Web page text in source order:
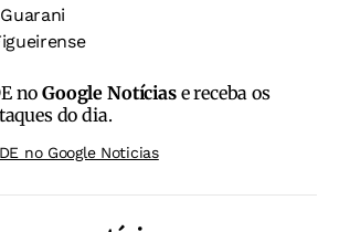
noGoogle Notíciase receba os
do dia.
no Google Noticias